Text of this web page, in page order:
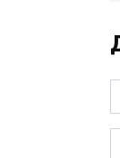
*